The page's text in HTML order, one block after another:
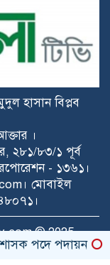
আখের বাজার
এনসিপির প্রার্থী
সামনে জলাবদ্ধতা,
সামনে জলাবদ্ধতা,
হাসান বিপ্লব
।
২৮১/৮৩/১ পূর্ব
- ১৩৬১।
মোবাইল
© 2025
পদে পদায়ন